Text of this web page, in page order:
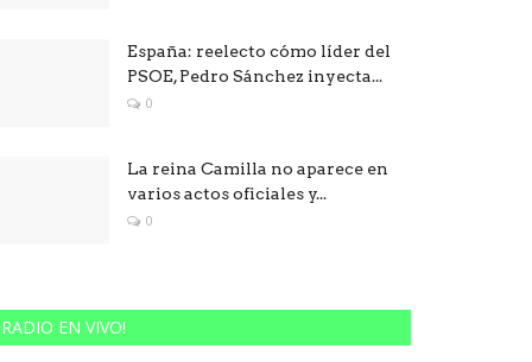
España: reelecto cómo líder del
PSOE, Pedro Sánchez inyecta...
0
La reina Camilla no aparece en
varios actos oficiales y...
0
RADIO EN VIVO!